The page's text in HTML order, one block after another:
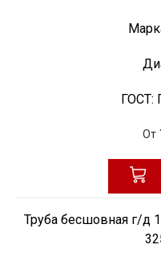
ГОСТ:
От
Труба бесшовная г/д